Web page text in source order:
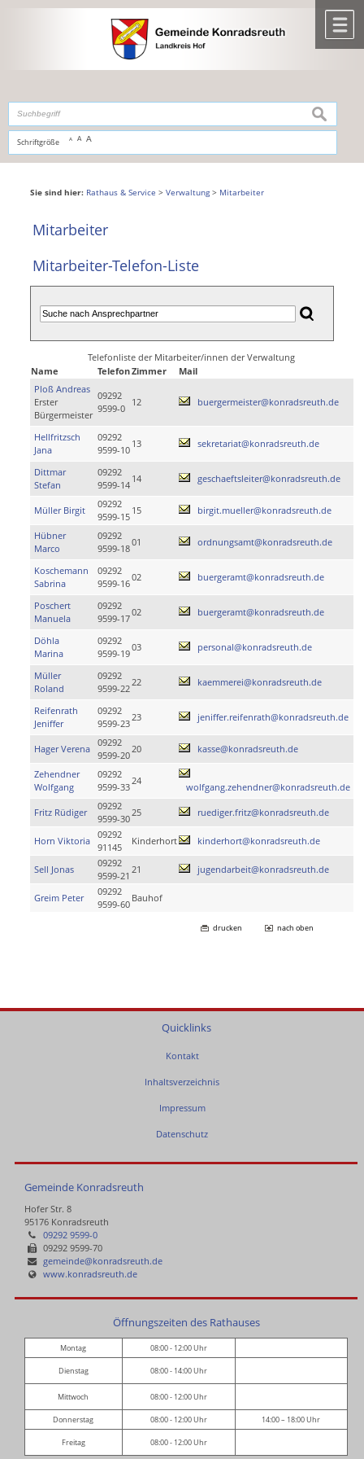
,zur Navigationoderzur Startseitespringen.
Schriftgröße A A A
suchen
Sie sind hier: Rathaus & Service > Verwaltung> Mitarbeiter
Mitarbeiter
Mitarbeiter-Telefon-Liste
Telefonliste der Mitarbeiter/innen der Verwaltung
Name
TelefonZimmer
Mail
Ploß Andreas
Erster
Bürgermeister
09292
9599-0
12 buergermeister@konradsreuth.de
Hellfritzsch
Jana
09292
9599-10
13 sekretariat@konradsreuth.de
Dittmar
Stefan
09292
9599-14
14 geschaeftsleiter@konradsreuth.de
Müller Birgit
09292
9599-15
15 birgit.mueller@konradsreuth.de
Hübner
Marco
09292
9599-18
01 ordnungsamt@konradsreuth.de
Koschemann
Sabrina
09292
9599-16
02 buergeramt@konradsreuth.de
Poschert
Manuela
09292
9599-17
02 buergeramt@konradsreuth.de
Döhla
Marina
09292
9599-19
03 personal@konradsreuth.de
Müller
Roland
09292
9599-22
22 kaemmerei@konradsreuth.de
Reifenrath
Jeniffer
09292
9599-23
23 jeniffer.reifenrath@konradsreuth.de
Hager Verena
09292
9599-20
20 kasse@konradsreuth.de
Zehendner
Wolfgang
09292
9599-33
24
wolfgang.zehendner@konradsreuth.de
Fritz Rüdiger
09292
9599-30
25 ruediger.fritz@konradsreuth.de
Horn Viktoria
09292
91145
Kinderhort kinderhort@konradsreuth.de
Sell Jonas
09292
9599-21
21 jugendarbeit@konradsreuth.de
Greim Peter
09292
9599-60
Bauhof
drucken nach oben
Quicklinks
Kontakt
Inhaltsverzeichnis
Impressum
Datenschutz
Gemeinde Konradsreuth
Hofer Str. 8
95176 Konradsreuth
09292 9599-0
09292 9599-70
gemeinde@konradsreuth.de
www.konradsreuth.de
Öffnungszeiten des Rathauses
Montag 08:00 - 12:00 Uhr
Dienstag 08:00 - 14:00 Uhr
Mittwoch 08:00 - 12:00 Uhr
Donnerstag 08:00 - 12:00 Uhr 14:00 – 18:00 Uhr
Freitag 08:00 - 12:00 Uhr